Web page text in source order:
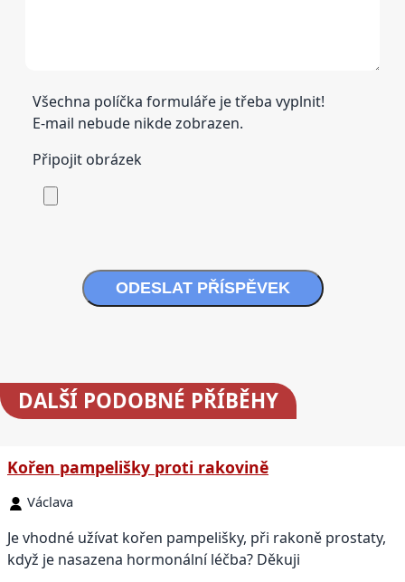
Všechna políčka formuláře je třeba vyplnit!
E-mail nebude nikde zobrazen.
Připojit obrázek
ODESLAT PŘÍSPĚVEK
DALŠÍ PODOBNÉ PŘÍBĚHY
Kořen pampelišky proti rakovině
Václava
Je vhodné užívat kořen pampelišky, při rakoně prostaty,
když je nasazena hormonální léčba? Děkuji